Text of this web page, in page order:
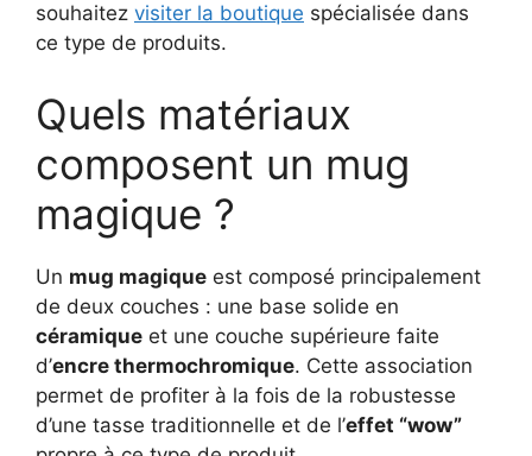
souhaitez visiter la boutique spécialisée dans
ce type de produits.
Quels matériaux
composent un mug
magique ?
Un mug magique est composé principalement
de deux couches : une base solide en
céramique et une couche supérieure faite
d’encre thermochromique. Cette association
permet de profiter à la fois de la robustesse
d’une tasse traditionnelle et de l’effet “wow”